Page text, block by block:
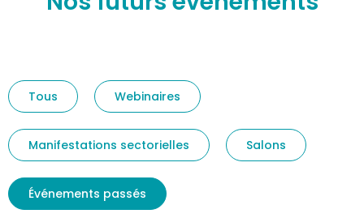
Tous Webinaires
Manifestations sectorielles Salons
Événements passés